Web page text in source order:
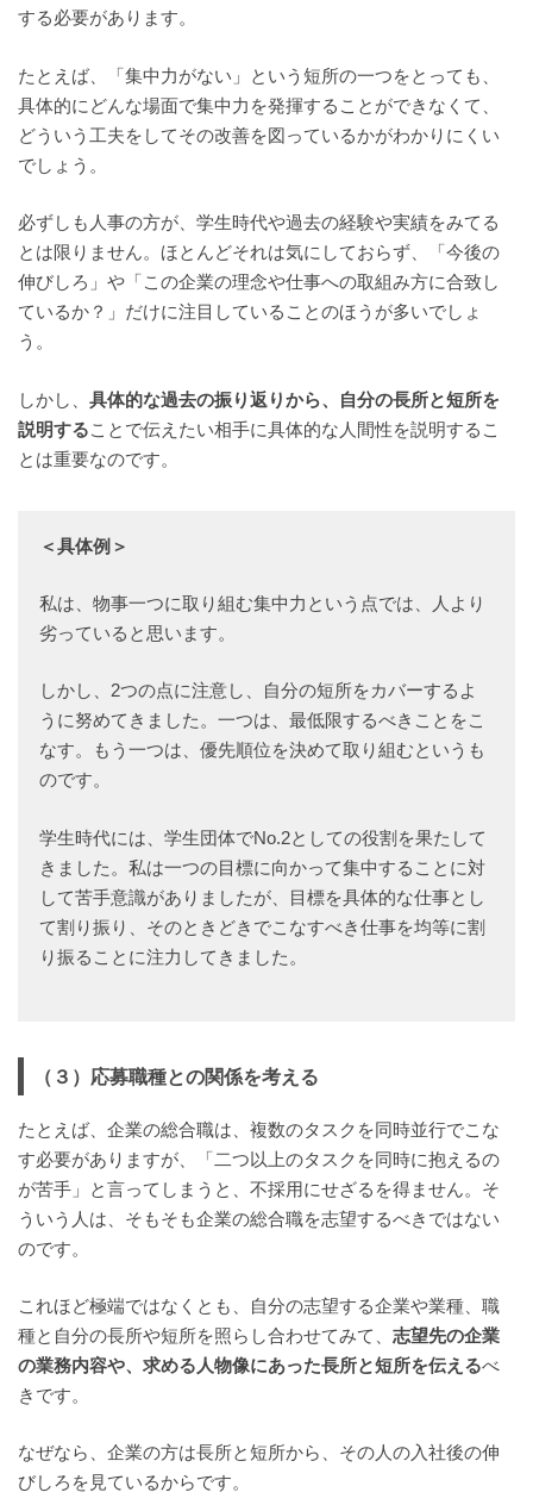
する必要があります。
たとえば、「集中力がない」という短所の一つをとっても、
具体的にどんな場面で集中力を発揮することができなくて、
どういう工夫をしてその改善を図っているかがわかりにくい
でしょう。
必ずしも人事の方が、学生時代や過去の経験や実績をみてる
とは限りません。ほとんどそれは気にしておらず、「今後の
伸びしろ」や「この企業の理念や仕事への取組み方に合致し
ているか？」だけに注目していることのほうが多いでしょ
う。
しかし、 具体的な過去の振り返りから、自分の長所と短所を
説明することで伝えたい相手に具体的な人間性を説明するこ
とは重要なのです。
＜具体例＞
私は、物事一つに取り組む集中力という点では、人より
劣っていると思います。
しかし、2つの点に注意し、自分の短所をカバーするよ
うに努めてきました。一つは、最低限するべきことをこ
なす。もう一つは、優先順位を決めて取り組むというも
のです。
学生時代には、学生団体でNo.2としての役割を果たして
きました。私は一つの目標に向かって集中することに対
して苦手意識がありましたが、目標を具体的な仕事とし
て割り振り、そのときどきでこなすべき仕事を均等に割
り振ることに注力してきました。
（３）応募職種との関係を考える
たとえば、企業の総合職は、複数のタスクを同時並行でこな
す必要がありますが、「二つ以上のタスクを同時に抱えるの
が苦手」と言ってしまうと、不採用にせざるを得ません。そ
ういう人は、そもそも企業の総合職を志望するべきではない
のです。
これほど極端ではなくとも、自分の志望する企業や業種、職
種と自分の長所や短所を照らし合わせてみて、 志望先の企業
の業務内容や、求める人物像にあった長所と短所を伝えるべ
きです。
なぜなら、企業の方は長所と短所から、その人の入社後の伸
びしろを見ているからです。